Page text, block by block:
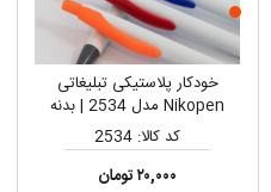
خودکار پلاستیکی تبلیغاتی
Nikopen مدل 2534 | بدنه
سفید، قیمت اقتصادی، مناسب
چاپ تامپو و لیزری لوگو
کد کالا: 2534
۲۰,۰۰۰ تومان